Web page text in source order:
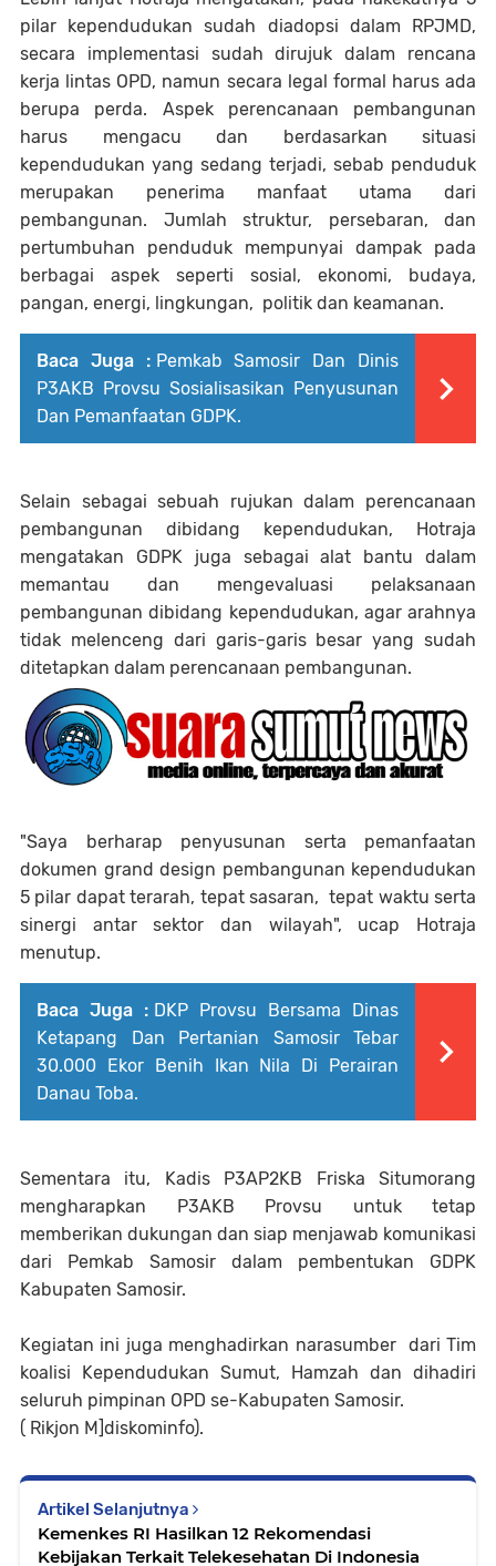
pilar kependudukan sudah diadopsi dalam RPJMD,
secara implementasi sudah dirujuk dalam rencana
kerja lintas OPD, namun secara legal formal harus ada
berupa perda. Aspek perencanaan pembangunan
harus mengacu dan berdasarkan situasi
kependudukan yang sedang terjadi, sebab penduduk
merupakan penerima manfaat utama dari
pembangunan. Jumlah struktur, persebaran, dan
pertumbuhan penduduk mempunyai dampak pada
berbagai aspek seperti sosial, ekonomi, budaya,
pangan, energi, lingkungan, politik dan keamanan.
Baca Juga : Pemkab Samosir Dan Dinis
P3AKB Provsu Sosialisasikan Penyusunan
Dan Pemanfaatan GDPK.
Selain sebagai sebuah rujukan dalam perencanaan
pembangunan dibidang kependudukan, Hotraja
mengatakan GDPK juga sebagai alat bantu dalam
memantau dan mengevaluasi pelaksanaan
pembangunan dibidang kependudukan, agar arahnya
tidak melenceng dari garis-garis besar yang sudah
ditetapkan dalam perencanaan pembangunan.
"Saya berharap penyusunan serta pemanfaatan
dokumen grand design pembangunan kependudukan
5 pilar dapat terarah, tepat sasaran, tepat waktu serta
sinergi antar sektor dan wilayah", ucap Hotraja
menutup.
Baca Juga : DKP Provsu Bersama Dinas
Ketapang Dan Pertanian Samosir Tebar
30.000 Ekor Benih Ikan Nila Di Perairan
Danau Toba.
Sementara itu, Kadis P3AP2KB Friska Situmorang
mengharapkan P3AKB Provsu untuk tetap
memberikan dukungan dan siap menjawab komunikasi
dari Pemkab Samosir dalam pembentukan GDPK
Kabupaten Samosir.
Kegiatan ini juga menghadirkan narasumber dari Tim
koalisi Kependudukan Sumut, Hamzah dan dihadiri
seluruh pimpinan OPD se-Kabupaten Samosir.
( Rikjon M]diskominfo).
Artikel Selanjutnya
Kemenkes RI Hasilkan 12 Rekomendasi
Kebijakan Terkait Telekesehatan Di Indonesia